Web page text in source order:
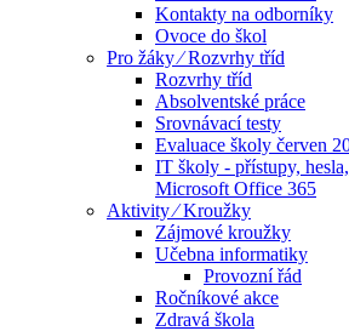
Kontakty na odborníky
Ovoce do škol
Pro žáky ⁄ Rozvrhy tříd
Rozvrhy tříd
Absolventské práce
Srovnávací testy
Evaluace školy červen
IT školy - přístupy,
Microsoft Office 365
Aktivity ⁄ Kroužky
Zájmové kroužky
Učebna informatiky
Provozní řád
Ročníkové akce
Zdravá škola